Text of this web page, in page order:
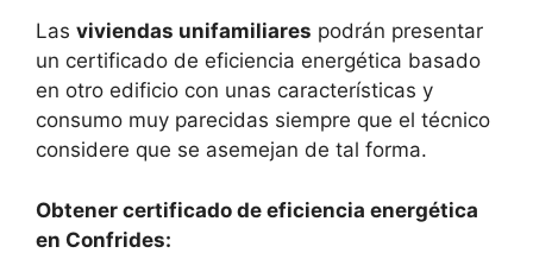
Las viviendas unifamiliares podrán presentar
un certificado de eficiencia energética basado
en otro edificio con unas características y
consumo muy parecidas siempre que el técnico
considere que se asemejan de tal forma.
Obtener certificado de eficiencia energética
en Confrides: